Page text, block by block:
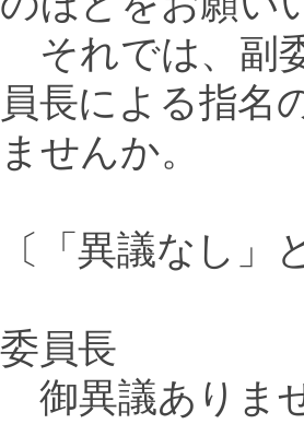
それでは、副
員長による指名
ませんか。
〔「異議なし」
委員長
御異議ありま